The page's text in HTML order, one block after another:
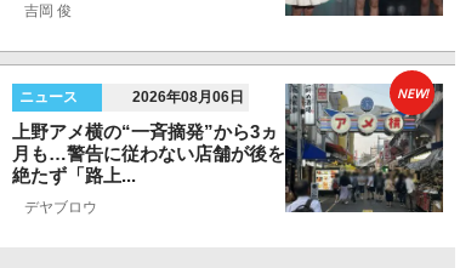
吉岡 俊
ニュース 2026年08月06日
上野アメ横の“一斉摘発”から3ヵ
月も…警告に従わない店舗が後を
絶たず「路上...
デヤブロウ
NEW!